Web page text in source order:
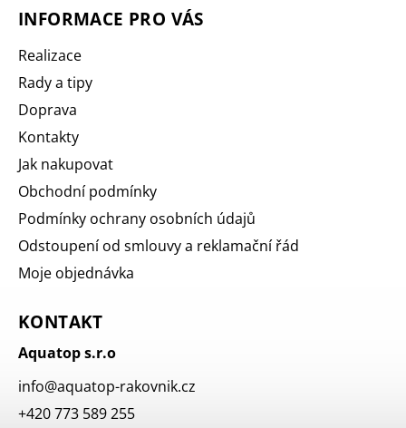
INFORMACE PRO VÁS
Realizace
Rady a tipy
Doprava
Kontakty
Jak nakupovat
Obchodní podmínky
Podmínky ochrany osobních údajů
Odstoupení od smlouvy a reklamační řád
Moje objednávka
KONTAKT
Aquatop s.r.o
info@aquatop-rakovnik.cz
+420 773 589 255